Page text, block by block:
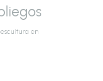
en